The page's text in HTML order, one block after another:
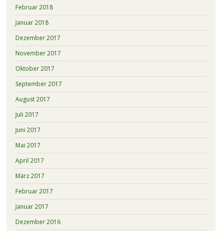
Februar 2018
Januar 2018
Dezember 2017
November 2017
Oktober 2017
September 2017
August 2017
Juli 2017
Juni 2017
Mai 2017
April 2017
März 2017
Februar 2017
Januar 2017
Dezember 2016